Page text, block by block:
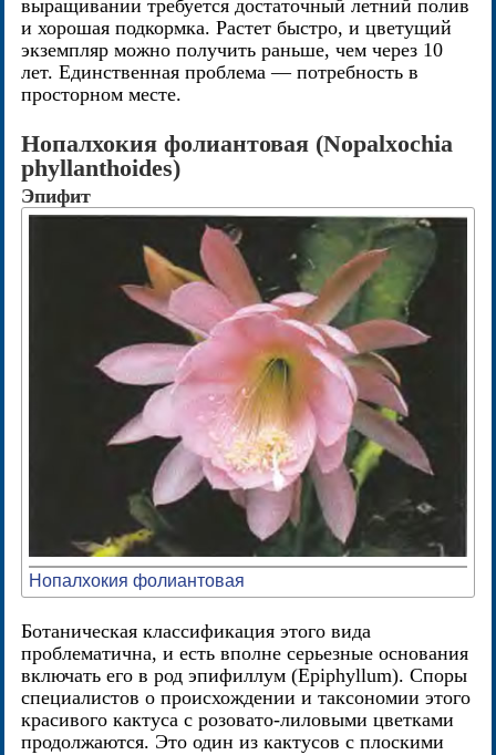
выращивании требуется достаточный летний полив
и хорошая подкормка. Растет быстро, и цветущий
экземпляр можно получить раньше, чем через 10
лет. Единственная проблема — потребность в
просторном месте.
Нопалхокия фолиантовая (Nopalxochia
phyllanthoides)
Эпифит
Нопалхокия фолиантовая
Ботаническая классификация этого вида
проблематична, и есть вполне серьезные основания
включать его в род эпифиллум (Epiphyllum). Споры
специалистов о происхождении и таксономии этого
красивого кактуса с розовато-лиловыми цветками
продолжаются. Это один из кактусов с плоскими